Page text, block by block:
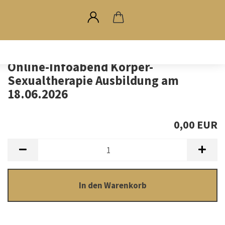
Online-Infoabend Körper-
Sexualtherapie Ausbildung am
18.06.2026
0,00 EUR
In den Warenkorb